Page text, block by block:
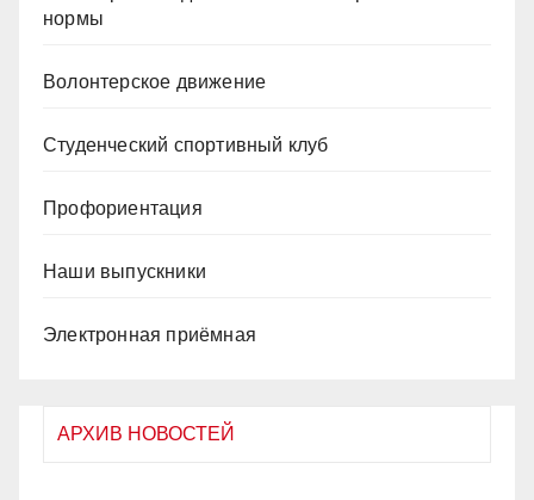
нормы
Волонтерское движение
Студенческий спортивный клуб
Профориентация
Наши выпускники
Электронная приёмная
АРХИВ НОВОСТЕЙ